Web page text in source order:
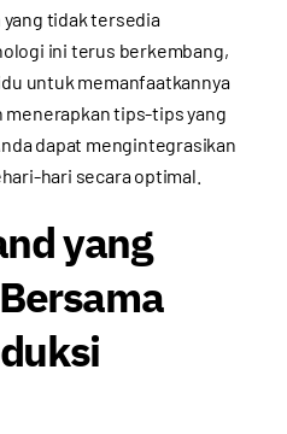
tidak tersedia
ini terus berkembang,
untuk memanfaatkannya
menerapkan tips-tips yang
dapat mengintegrasikan
hari secara optimal.
yang